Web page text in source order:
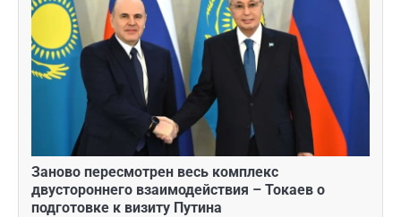
Заново пересмотрен весь комплекс
двустороннего взаимодействия – Токаев о
подготовке к визиту Путина